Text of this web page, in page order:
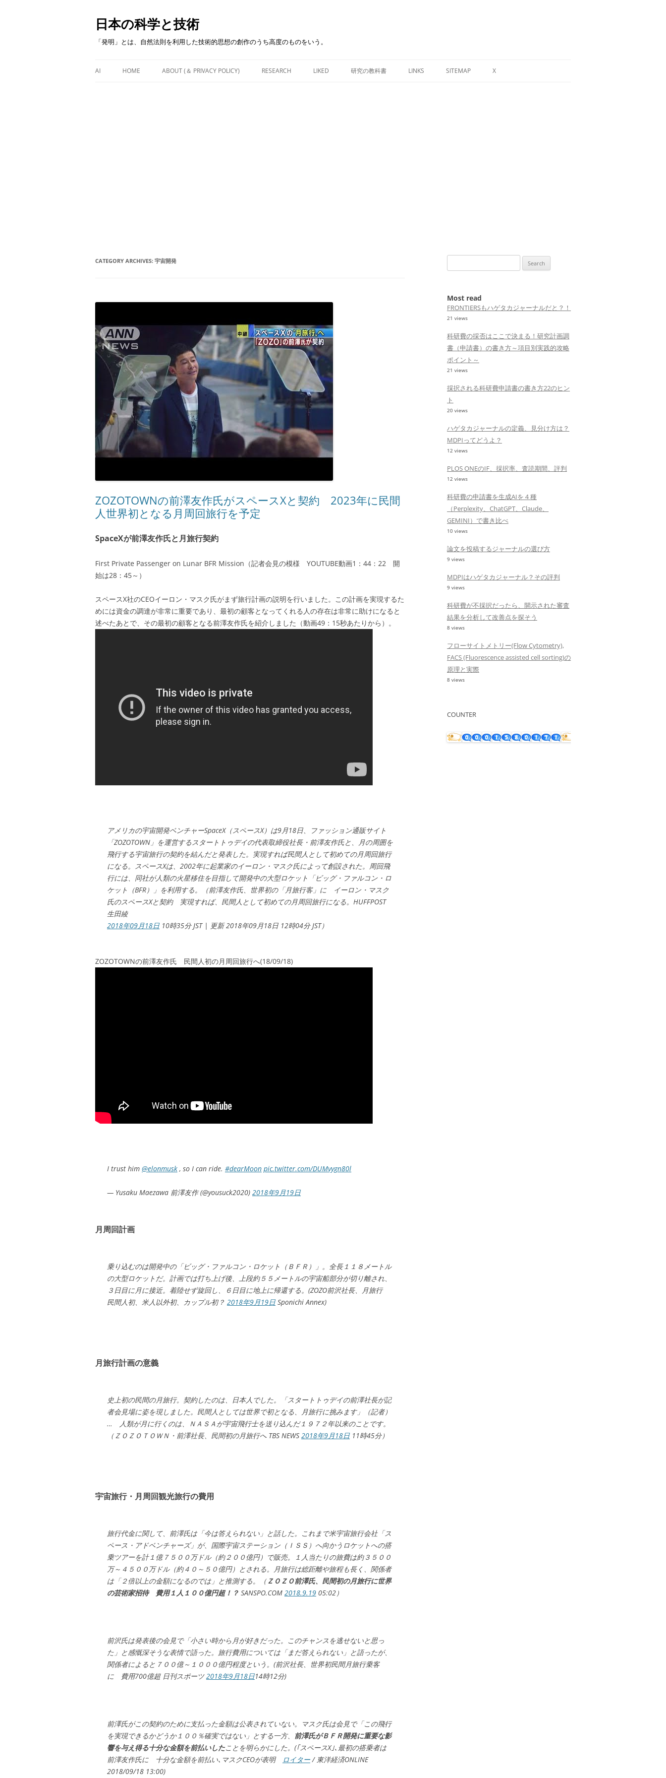
日本の科学と技術
「発明」とは、自然法則を利用した技術的思想の創作のうち高度のものをいう。
content
AI HOME ABOUT (＆ PRIVACY POLICY) RESEARCH LIKED 研究の教科書 LINKS SITEMAP X
CATEGORY ARCHIVES: 宇宙開発
ZOZOTOWNの前澤友作氏がスペースXと契約 2023年に民間
人世界初となる月周回旅行を予定
SpaceXが前澤友作氏と月旅行契約
First Private Passenger on Lunar BFR Mission（記者会見の模様 YOUTUBE動画1：44：22 開
始は28：45～）
スペースX社のCEOイーロン・マスク氏がまず旅行計画の説明を行いました。この計画を実現するた
めには資金の調達が非常に重要であり、最初の顧客となってくれる人の存在は非常に助けになると
述べたあとで、その最初の顧客となる前澤友作氏を紹介しました（動画49：15秒あたりから）。
アメリカの宇宙開発ベンチャーSpaceX（スペースX）は9月18日、ファッション通販サイト
「ZOZOTOWN」を運営するスタートトゥデイの代表取締役社長・前澤友作氏と、月の周囲を
飛行する宇宙旅行の契約を結んだと発表した。実現すれば民間人として初めての月周回旅行
になる。スペースXは、2002年に起業家のイーロン・マスク氏によって創設された。周回飛
行には、同社が人類の火星移住を目指して開発中の大型ロケット「ビッグ・ファルコン・ロ
ケット（BFR）」を利用する。（前澤友作氏、世界初の「月旅行客」に イーロン・マスク
氏のスペースXと契約 実現すれば、民間人として初めての月周回旅行になる。HUFFPOST
生田綾
2018年09月18日 10時35分 JST | 更新 2018年09月18日 12時04分 JST）
ZOZOTOWNの前澤友作氏 民間人初の月周回旅行へ(18/09/18)
I trust him @elonmusk , so I can ride. #dearMoon pic.twitter.com/DUMvygn80l
— Yusaku Maezawa 前澤友作 (@yousuck2020) 2018年9月19日
月周回計画
乗り込むのは開発中の「ビッグ・ファルコン・ロケット（ＢＦＲ）」。全長１１８メートル
の大型ロケットだ。計画では打ち上げ後、上段約５５メートルの宇宙船部分が切り離され、
３日目に月に接近。着陸せず旋回し、６日目に地上に帰還する。(ZOZO前沢社長、月旅行
民間人初、米人以外初、カップル初？ 2018年9月19日 Sponichi Annex)
月旅行計画の意義
史上初の民間の月旅行。契約したのは、日本人でした。「スタートトゥデイの前澤社長が記
者会見場に姿を現しました。民間人としては世界で初となる、月旅行に挑みます」（記者）
… 人類が月に行くのは、ＮＡＳＡが宇宙飛行士を送り込んだ１９７２年以来のことです。
（ＺＯＺＯＴＯＷＮ・前澤社長、民間初の月旅行へ TBS NEWS 2018年9月18日 11時45分）
宇宙旅行・月周回観光旅行の費用
旅行代金に関して、前澤氏は「今は答えられない」と話した。これまで米宇宙旅行会社「ス
ペース・アドベンチャーズ」が、国際宇宙ステーション（ＩＳＳ）へ向かうロケットへの搭
乗ツアーを計１億７５００万ドル（約２００億円）で販売。１人当たりの旅費は約３５００
万～４５００万ドル（約４０～５０億円）とされる。月旅行は総距離や旅程も長く、関係者
は「２倍以上の金額になるのでは」と推測する。（ＺＯＺＯ前澤氏、民間初の月旅行に世界
の芸術家招待 費用１人１００億円超！？ SANSPO.COM 2018.9.19 05:02）
前沢氏は発表後の会見で「小さい時から月が好きだった。このチャンスを逃せないと思っ
た」と感慨深そうな表情で語った。旅行費用については「まだ答えられない」と語ったが、
関係者によると７００億～１０００億円程度という。(前沢社長、世界初民間月旅行乗客
に 費用700億超 日刊スポーツ2018年9月18日14時12分)
前澤氏がこの契約のために支払った金額は公表されていない。マスク氏は会見で「この飛行
を実現できるかどうか１００％確実ではない」とする一方、
前澤氏がＢＦＲ開発に重要な影
響を与え得る十分な金額を前払いしたことを明らかにした。(｢スペースX｣､最初の搭乗者は
前澤友作氏に 十分な金額を前払い､マスクCEOが表明
ロイター/ 東洋経済ONLINE
2018/09/18 13:00)
for:
Most read
FRONTIERSもハゲタカジャーナルだと？！
21 views
科研費の採否はここで決まる！研究計画調
書（申請書）の書き方～項目別実践的攻略
ポイント～
21 views
採択される科研費申請書の書き方22のヒン
ト
20 views
ハゲタカジャーナルの定義、見分け方は？
MDPIってどうよ？
12 views
PLOS ONEのIF、採択率、査読期間、評判
12 views
科研費の申請書を生成AIを４種
（Perplexity、ChatGPT、Claude、
GEMINI）で書き比べ
10 views
論文を投稿するジャーナルの選び方
9 views
MDPIはハゲタカジャーナル？その評判
9 views
科研費が不採択だったら、開示された審査
結果を分析して改善点を探そう
8 views
フローサイトメトリー(Flow Cytometry),
FACS (Fluorescence assisted cell sorting)の
原理と実際
8 views
COUNTER